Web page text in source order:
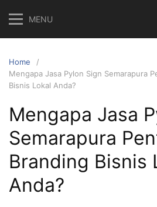
content
MENU
Home
Mengapa Jasa Pylon Sign Semarapura
Bisnis Lokal Anda?
Mengapa Jasa
Semarapura
Branding Bisnis
Anda?